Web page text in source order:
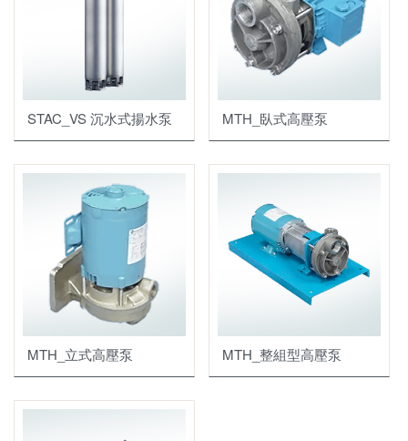
STAC_VS 沉水式揚水泵 MTH_臥式高壓泵
MTH_立式高壓泵 MTH_整組型高壓泵